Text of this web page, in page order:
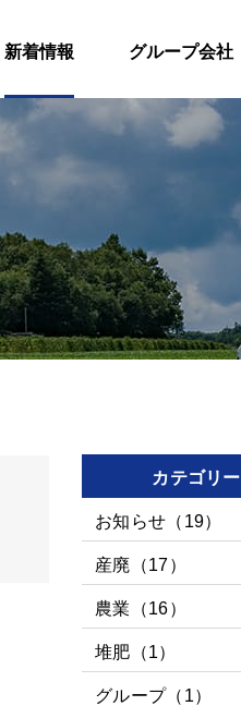
新着情報 グループ会社
カテゴリー
お知らせ（19）
産廃（17）
農業（16）
堆肥（1）
グループ（1）